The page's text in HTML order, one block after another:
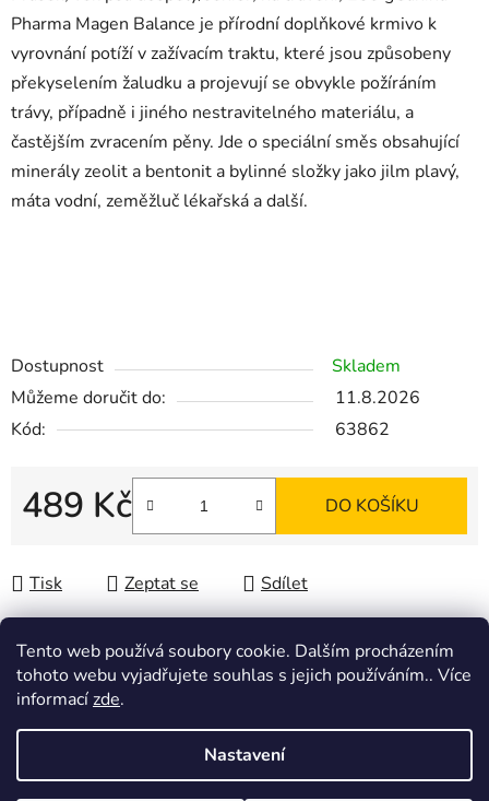
Tento web používá soubory cookie. Dalším procházením
tohoto webu vyjadřujete souhlas s jejich používáním.. Více
informacízde.
Nastavení
Pharma Magen Balance je přírodní doplňkové krmivo k
vyrovnání potíží v zažívacím traktu, které jsou způsobeny
překyselením žaludku a projevují se obvykle požíráním
trávy, případně i jiného nestravitelného materiálu, a
častějším zvracením pěny. Jde o speciální směs obsahující
minerály zeolit a bentonit a bylinné složky jako jilm plavý,
máta vodní, zeměžluč lékařská a další.
Dostupnost
Skladem
Můžeme doručit do:
11.8.2026
Kód:
63862
489 Kč DO KOŠÍKU
Tisk Zeptat se Sdílet
Popis